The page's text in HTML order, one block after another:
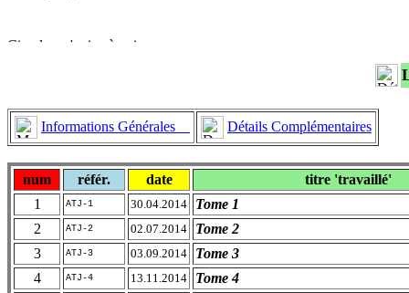
Informations Générales Détails Complémentaires
num référ. date
titre 'travaillé'
1
ATJ-1 30.04.2014
Tome 1
2
ATJ-2 02.07.2014
Tome 2
3
ATJ-3 03.09.2014
Tome 3
4
ATJ-4 13.11.2014
Tome 4